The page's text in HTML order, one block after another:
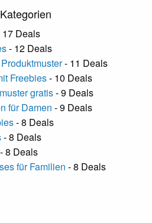
17 Deals
- 12 Deals
- 11 Deals
Freebies- 10 Deals
gratis- 9 Deals
für Damen - 9 Deals
- 8 Deals
- 8 Deals
- 8 Deals
für Familien - 8 Deals